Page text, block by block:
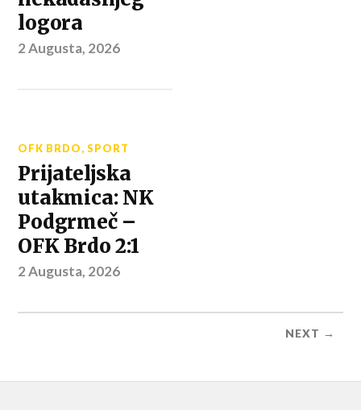
logora
2 Augusta, 2026
OFK BRDO,SPORT
Prijateljska
utakmica: NK
Podgrmeč –
OFK Brdo 2:1
2 Augusta, 2026
NEXT →